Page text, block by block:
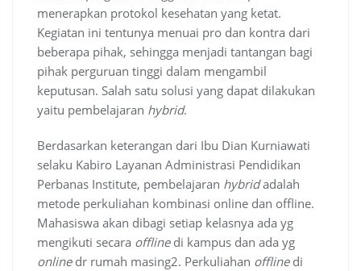
menerapkan protokol kesehatan yang ketat.
Kegiatan ini tentunya menuai pro dan kontra dari
beberapa pihak, sehingga menjadi tantangan bagi
pihak perguruan tinggi dalam mengambil
keputusan. Salah satu solusi yang dapat dilakukan
yaitu pembelajaran hybrid.
Berdasarkan keterangan dari Ibu Dian Kurniawati
selaku Kabiro Layanan Administrasi Pendidikan
Perbanas Institute, pembelajaran hybridadalah
metode perkuliahan kombinasi online dan offline.
Mahasiswa akan dibagi setiap kelasnya ada yg
mengikuti secara offlinedi kampus dan ada yg
onlinedr rumah masing2. Perkuliahan offlinedi